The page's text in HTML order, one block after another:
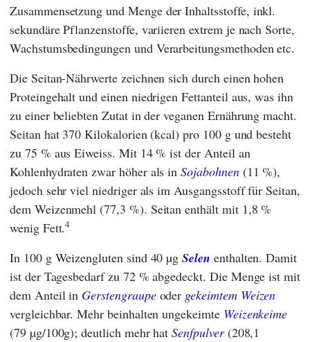
Zusammensetzung und Menge der Inhaltsstoffe, inkl.
sekundäre Pflanzenstoffe, variieren extrem je nach Sorte,
Wachstumsbedingungen und Verarbeitungsmethoden etc.
Die Seitan-Nährwerte zeichnen sich durch einen hohen
Proteingehalt und einen niedrigen Fettanteil aus, was ihn
zu einer beliebten Zutat in der veganen Ernährung macht.
Seitan hat 370 Kilokalorien (kcal) pro 100 g und besteht
zu 75 % aus Eiweiss. Mit 14 % ist der Anteil an
Kohlenhydraten zwar höher als inSojabohnen(11 %),
jedoch sehr viel niedriger als im Ausgangsstoff für Seitan,
dem Weizenmehl (77,3 %). Seitan enthält mit 1,8 %
wenig Fett.4
In 100 g Weizengluten sind 40 µgSelen enthalten. Damit
ist der Tagesbedarf zu 72 % abgedeckt. Die Menge ist mit
dem Anteil in Gerstengraupeoder gekeimtem Weizen
vergleichbar. Mehr beinhalten ungekeimte Weizenkeime
(79 µg/100g); deutlich mehr hatSenfpulver(208,1